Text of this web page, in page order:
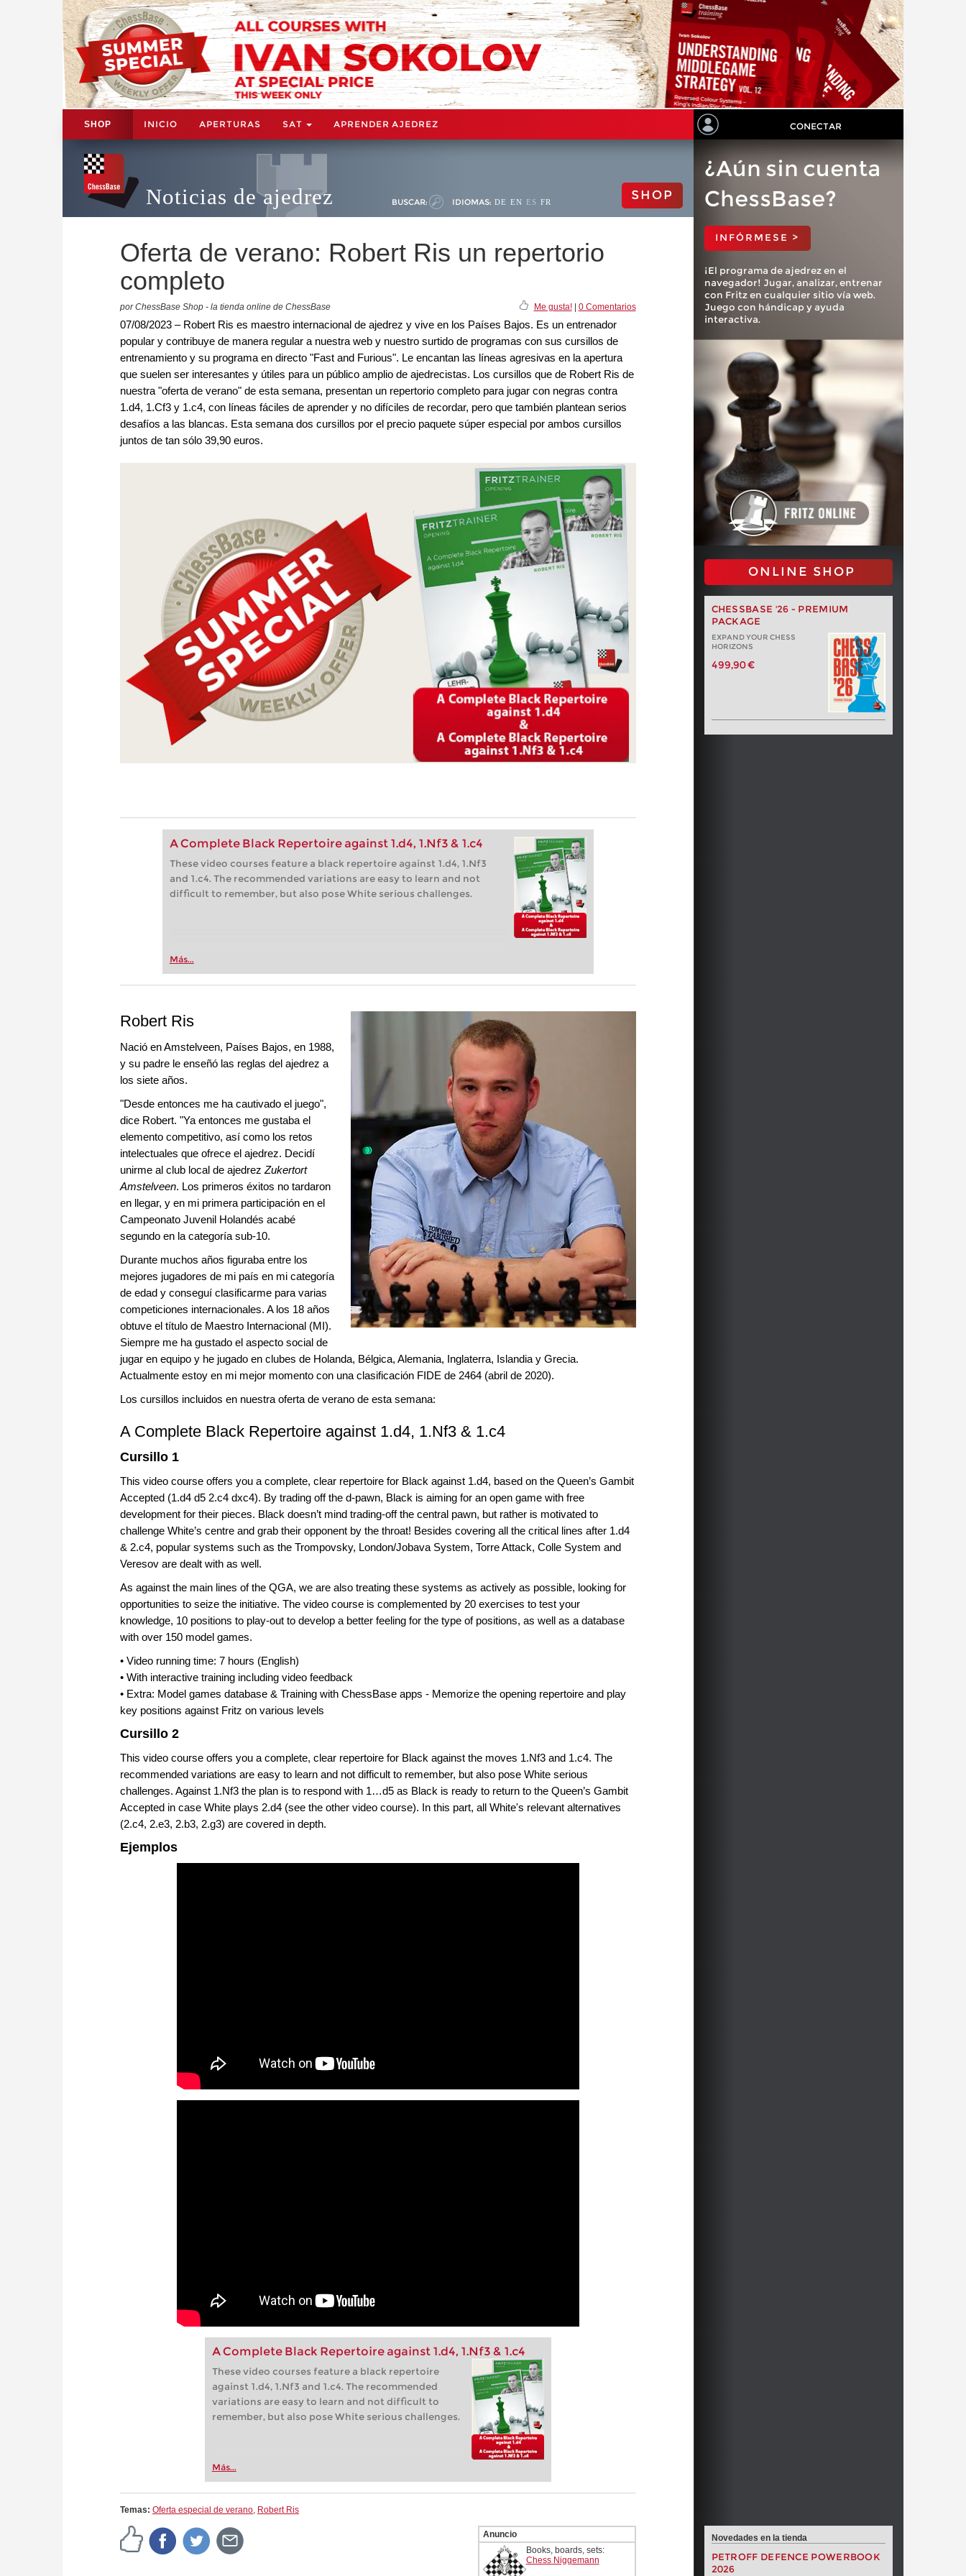
SHOP INICIO APERTURAS SAT APRENDER AJEDREZ CONECTAR
Noticias de ajedrez BUSCAR: IDIOMAS: DE EN ES FR SHOP
Oferta de verano: Robert Ris un repertorio
completo
por ChessBase Shop - la tienda online de ChessBase Me gusta!| 0 Comentarios
07/08/2023 – Robert Ris es maestro internacional de ajedrez y vive en los Países Bajos. Es un entrenador
popular y contribuye de manera regular a nuestra web y nuestro surtido de programas con sus cursillos de
entrenamiento y su programa en directo "Fast and Furious". Le encantan las líneas agresivas en la apertura
que suelen ser interesantes y útiles para un público amplio de ajedrecistas. Los cursillos que de Robert Ris de
nuestra "oferta de verano" de esta semana, presentan un repertorio completo para jugar con negras contra
1.d4, 1.Cf3 y 1.c4, con líneas fáciles de aprender y no difíciles de recordar, pero que también plantean serios
desafíos a las blancas. Esta semana dos cursillos por el precio paquete súper especial por ambos cursillos
juntos de tan sólo 39,90 euros.
A Complete Black Repertoire against 1.d4, 1.Nf3 & 1.c4
These video courses feature a black repertoire against 1.d4, 1.Nf3
and 1.c4. The recommended variations are easy to learn and not
difficult to remember, but also pose White serious challenges.
Más...
¿Aún sin cuenta
ChessBase?
INFÓRMESE >
¡El programa de ajedrez en el
navegador! Jugar, analizar, entrenar
con Fritz en cualquier sitio vía web.
Juego con hándicap y ayuda
interactiva.
ONLINE SHOP
CHESSBASE '26 - PREMIUM
PACKAGE
EXPAND YOUR CHESS
HORIZONS
499,90 €
Robert Ris
Nació en Amstelveen, Países Bajos, en 1988,
y su padre le enseñó las reglas del ajedrez a
los siete años.
"Desde entonces me ha cautivado el juego",
dice Robert. "Ya entonces me gustaba el
elemento competitivo, así como los retos
intelectuales que ofrece el ajedrez. Decidí
unirme al club local de ajedrez Zukertort
Amstelveen. Los primeros éxitos no tardaron
en llegar, y en mi primera participación en el
Campeonato Juvenil Holandés acabé
segundo en la categoría sub-10.
Durante muchos años figuraba entre los
mejores jugadores de mi país en mi categoría
de edad y conseguí clasificarme para varias
competiciones internacionales. A los 18 años
obtuve el título de Maestro Internacional (MI).
Siempre me ha gustado el aspecto social de
jugar en equipo y he jugado en clubes de Holanda, Bélgica, Alemania, Inglaterra, Islandia y Grecia.
Actualmente estoy en mi mejor momento con una clasificación FIDE de 2464 (abril de 2020).
Los cursillos incluidos en nuestra oferta de verano de esta semana:
A Complete Black Repertoire against 1.d4, 1.Nf3 & 1.c4
Cursillo 1
This video course offers you a complete, clear repertoire for Black against 1.d4, based on the Queen’s Gambit
Accepted (1.d4 d5 2.c4 dxc4). By trading off the d-pawn, Black is aiming for an open game with free
development for their pieces. Black doesn’t mind trading-off the central pawn, but rather is motivated to
challenge White’s centre and grab their opponent by the throat! Besides covering all the critical lines after 1.d4
& 2.c4, popular systems such as the Trompovsky, London/Jobava System, Torre Attack, Colle System and
Veresov are dealt with as well.
As against the main lines of the QGA, we are also treating these systems as actively as possible, looking for
opportunities to seize the initiative. The video course is complemented by 20 exercises to test your
knowledge, 10 positions to play-out to develop a better feeling for the type of positions, as well as a database
with over 150 model games.
• Video running time: 7 hours (English)
• With interactive training including video feedback
• Extra: Model games database & Training with ChessBase apps - Memorize the opening repertoire and play
key positions against Fritz on various levels
Cursillo 2
This video course offers you a complete, clear repertoire for Black against the moves 1.Nf3 and 1.c4. The
recommended variations are easy to learn and not difficult to remember, but also pose White serious
challenges. Against 1.Nf3 the plan is to respond with 1…d5 as Black is ready to return to the Queen’s Gambit
Accepted in case White plays 2.d4 (see the other video course). In this part, all White's relevant alternatives
(2.c4, 2.e3, 2.b3, 2.g3) are covered in depth.
Ejemplos
A Complete Black Repertoire against 1.d4, 1.Nf3 & 1.c4
These video courses feature a black repertoire
against 1.d4, 1.Nf3 and 1.c4. The recommended
variations are easy to learn and not difficult to
remember, but also pose White serious challenges.
Más...
Temas: Oferta especial de verano, Robert Ris
Anuncio
Books, boards, sets:
Chess Niggemann
Novedades en la tienda
PETROFF DEFENCE POWERBOOK
2026